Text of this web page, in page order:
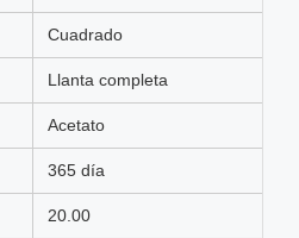
Cuadrado
Llanta completa
Acetato
365 día
20.00